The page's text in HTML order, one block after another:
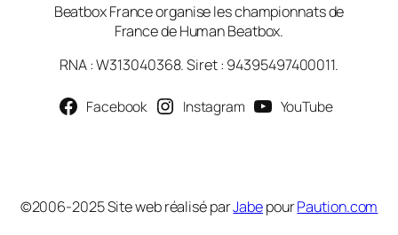
Beatbox France organise les championnats de
France de Human Beatbox.
RNA : W313040368. Siret : 94395497400011.
Facebook Instagram YouTube
©2006-2025 Site web réalisé parJabepourPaution.com